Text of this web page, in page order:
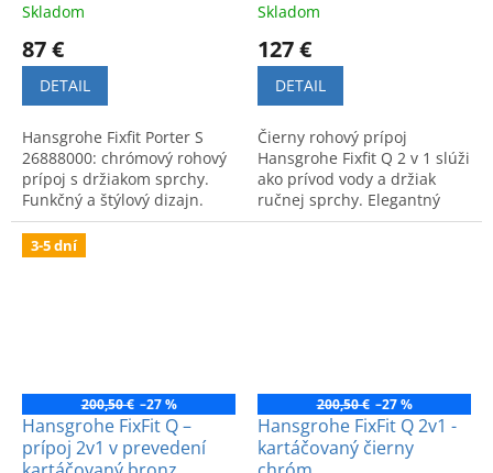
Skladom
87 €
DETAIL
Hansgrohe Fixfit Porter S
26888000: chrómový rohový
prípoj s držiakom sprchy.
Funkčný a štýlový dizajn.
Možnosť vidieť v predajni
OD Drevona, Bratislava.
Skladom
127 €
DETAIL
Čierny rohový prípoj
Hansgrohe Fixfit Q 2 v 1 slúži
ako prívod vody a držiak
ručnej sprchy. Elegantný
dizajn a vysoká kvalita pre
3-5 dní
200,50 € –27 %
Hansgrohe FixFit Q –
prípoj 2v1 v prevedení
200,50 € –27 %
Hansgrohe FixFit Q 2v1 -
kartáčovaný čierny